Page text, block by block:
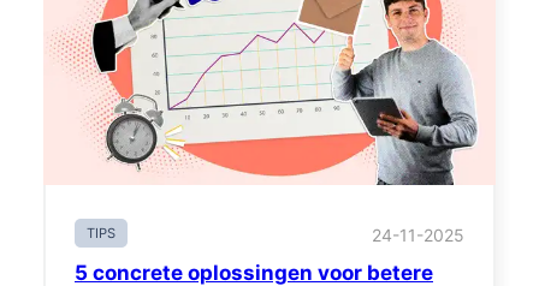
TIPS 24-11-2025
5 concrete oplossingen voor betere